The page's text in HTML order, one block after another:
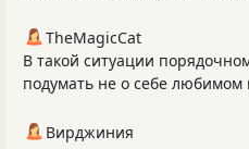
TheMagicCat
В такой ситуации
подумать не о себе
Вирджиния